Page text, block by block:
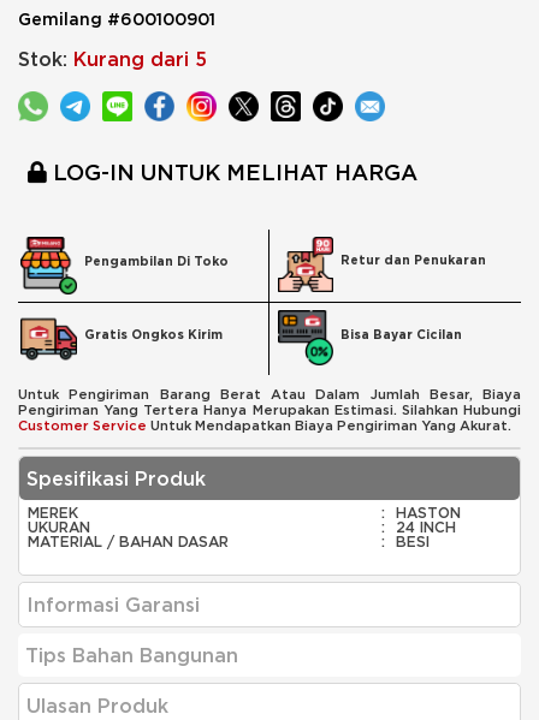
Gemilang #600100901
Stok: Kurang dari 5
LOG-IN UNTUK MELIHAT HARGA
Pengambilan Di Toko Retur dan Penukaran
Gratis Ongkos Kirim Bisa Bayar Cicilan
Untuk Pengiriman Barang Berat Atau Dalam Jumlah Besar, Biaya
Pengiriman Yang Tertera Hanya Merupakan Estimasi. Silahkan Hubungi
Customer Service Untuk Mendapatkan Biaya Pengiriman Yang Akurat.
Spesifikasi Produk
MEREK : HASTON
UKURAN
:
24 INCH
MATERIAL / BAHAN DASAR
: BESI
Informasi Garansi
Tips Bahan Bangunan
Ulasan Produk